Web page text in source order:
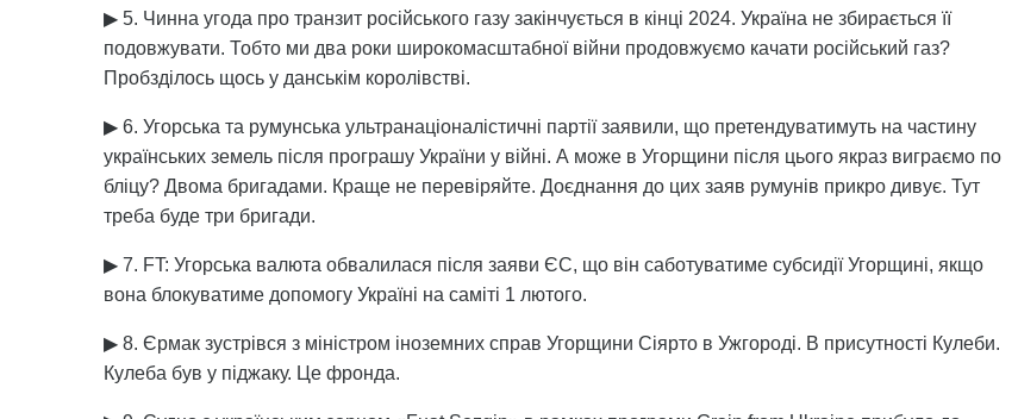
▶ 5. Чинна угода про транзит російського газу закінчується в кінці 2024. Україна не збирається її
подовжувати. Тобто ми два роки широкомасштабної війни продовжуємо качати російський газ?
Пробзділось щось у данськім королівстві.
▶ 6. Угорська та румунська ультранаціоналістичні партії заявили, що претендуватимуть на частину
українських земель після програшу України у війні. А може в Угорщини після цього якраз виграємо по
бліцу? Двома бригадами. Краще не перевіряйте. Доєднання до цих заяв румунів прикро дивує. Тут
треба буде три бригади.
▶ 7. FT: Угорська валюта обвалилася після заяви ЄС, що він саботуватиме субсидії Угорщині, якщо
вона блокуватиме допомогу Україні на саміті 1 лютого.
▶ 8. Єрмак зустрівся з міністром іноземних справ Угорщини Сіярто в Ужгороді. В присутності Кулеби.
Кулеба був у піджаку. Це фронда.